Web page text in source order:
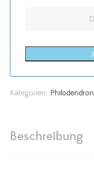
Kategorien: Philodendron
Beschreibung